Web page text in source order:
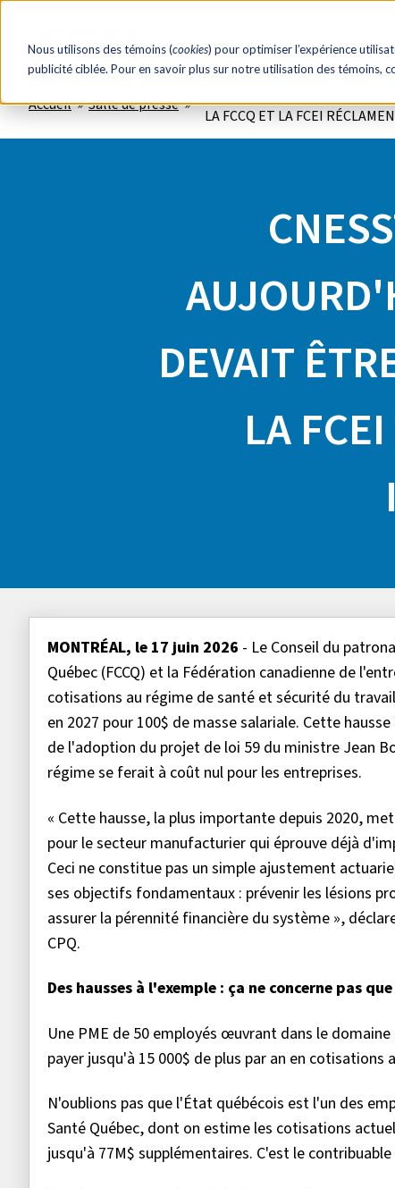
Nous utilisons des témoins (cookies) pour optimiser l’expérience
publicité ciblée. Pour en savoir plus sur notre utilisation des témoins,
Accueil Salle de presse
CNESST : LES EMPLOYEURS
LA FCCQ ET LA FCEI
DEVAIT
LA
MONTRÉAL, le 17 juin 2026 - Le Conseil du
Québec (FCCQ) et la Fédération canadienne de
cotisations au régime de santé et sécurité du
en 2027 pour 100$ de masse salariale. Cette
de l'adoption du projet de loi 59 du ministre Jean
régime se ferait à coût nul pour les entreprises.
« Cette hausse, la plus importante depuis 2020,
pour le secteur manufacturier qui éprouve déjà
Ceci ne constitue pas un simple ajustement
ses objectifs fondamentaux : prévenir les lésions
assurer la pérennité financière du système »,
CPQ.
Des hausses à l'exemple : ça ne concerne pas
Une PME de 50 employés œuvrant dans le
payer jusqu'à 15 000$ de plus par an en cotisations
N'oublions pas que l'État québécois est l'un des
Santé Québec, dont on estime les cotisations
jusqu'à 77M$ supplémentaires. C'est le